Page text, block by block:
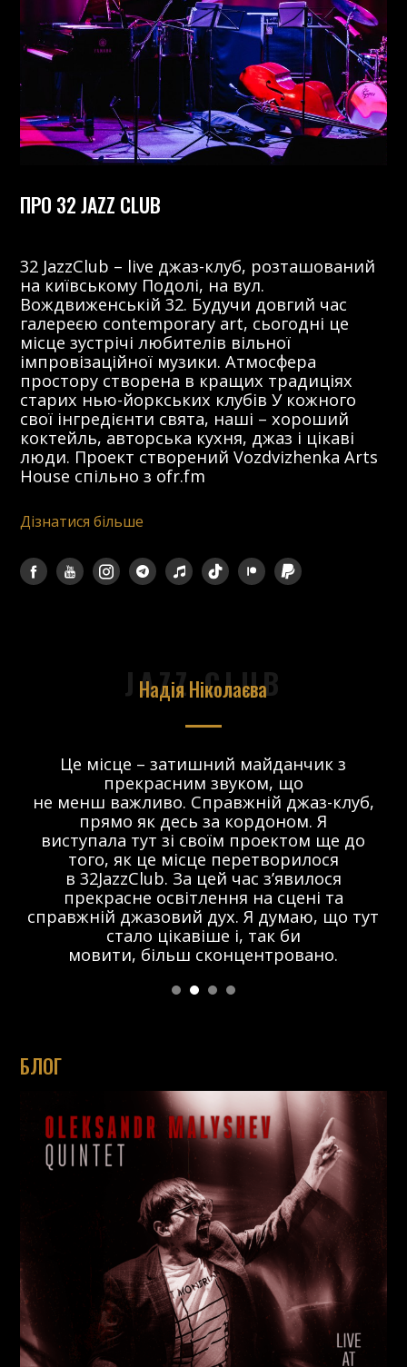
ПРО 32 JAZZ CLUB
32 JazzClub – live джаз-клуб, розташований
на київському Подолі, на вул.
Вождвиженській 32. Будучи довгий час
галереєю contemporary art, сьогодні це
місце зустрічі любителів вільної
імпровізаційної музики. Атмосфера
простору створена в кращих традиціях
старих нью-йоркських клубів У кожного
свої інгредієнти свята, наші – хороший
коктейль, авторська кухня, джаз і цікаві
люди. Проект створений Vozdvizhenka Arts
House спільно з ofr.fm
Дізнатися більше
JAZZ CLUB
Надія Ніколаєва
Це місце – затишний майданчик з
прекрасним звуком, що
не менш важливо. Справжній джаз-клуб,
прямо як десь за кордоном. Я
виступала тут зі своїм проектом ще до
того, як це місце перетворилося
в 32JazzClub. За цей час з’явилося
прекрасне освітлення на сцені та
справжній джазовий дух. Я думаю, що тут
стало цікавіше і, так би
мовити, більш сконцентровано.
БЛОГ